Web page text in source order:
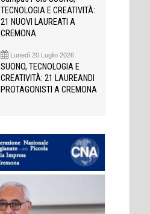
TECNOLOGIA E CREATIVITÀ:
21 NUOVI LAUREATI A
CREMONA
Lunedì 20 Luglio 2026
SUONO, TECNOLOGIA E
CREATIVITÀ: 21 LAUREANDI
PROTAGONISTI A CREMONA